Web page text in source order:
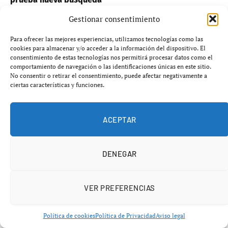
Gestionar consentimiento
Para ofrecer las mejores experiencias, utilizamos tecnologías como las
cookies para almacenar y/o acceder a la información del dispositivo. El
consentimiento de estas tecnologías nos permitirá procesar datos como el
comportamiento de navegación o las identificaciones únicas en este sitio.
No consentir o retirar el consentimiento, puede afectar negativamente a
ciertas características y funciones.
ACEPTAR
DENEGAR
VER PREFERENCIAS
Política de cookiesPolítica de PrivacidadAviso legal
TECNOLOGÍA
AÑADIR UN COMENTARIO